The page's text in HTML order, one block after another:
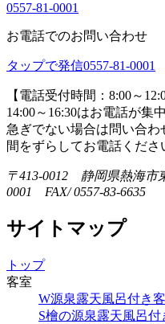
0557-81-0001
お電話でのお問い合わせ
タップで発信0557-81-0001
【電話受付時間：8:00～
14:00～16:30はお電話が集
急ぎでない場合は問い合
間をずらしてお電話くださ
〒413-0012 静岡県熱海市
0001 FAX/ 0557-83-6635
サイトマップ
トップ
客室
W源泉露天風呂付き
S檜の源泉露天風呂